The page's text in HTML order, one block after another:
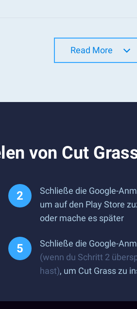
Read More
von Cut
Schließe die Google-
um auf den Play Store
oder mache es später
Schließe die Google-
(wenn du Schritt 2
hast), um Cut Grass zu